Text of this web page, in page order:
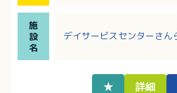
携体制があり安心！
・上限65歳までの再雇用制
施
設
名
デイサービスセンターさん
★ 詳細